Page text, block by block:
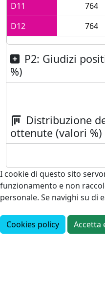
D11
764
D12
764
P2: Giudizi
%)
Distribuzione
ottenute (valori %)
I cookie di questo sito
funzionamento e non
personale. Se navighi su di
Cookies policy Accetta